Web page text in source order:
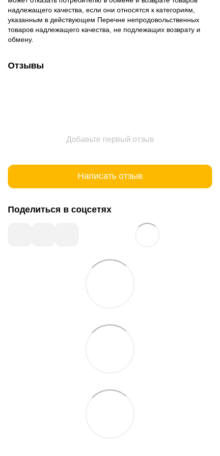
надлежащего качества, если они относятся к категориям,
указанным в действующем Перечне непродовольственных
товаров надлежащего качества, не подлежащих возврату и
обмену.
Отзывы
Добавьте первый отзыв
Написать отзыв
Поделиться в соцсетях